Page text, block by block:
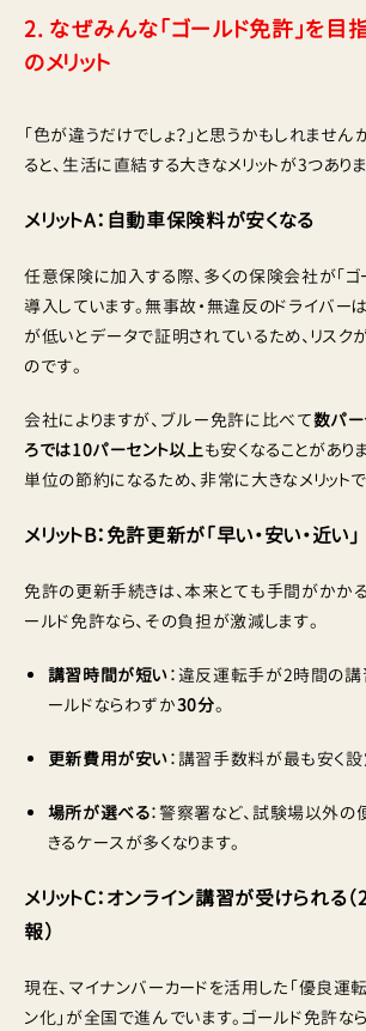
2. なぜみんな「ゴールド免許」を目
のメリット
「色が違うだけでしょ？」と思うかもしれませ
ると、生活に直結する大きなメリットが3つありま
メリットA：自動車保険料が安くなる
任意保険に加入する際、多くの保険会社が「ゴ
導入しています。無事故・無違反のドライバー
が低いとデータで証明されているため、リスク
のです。
会社によりますが、ブルー免許に比べて数パー
ろでは10パーセント以上も安くなることがあり
単位の節約になるため、非常に大きなメリットで
メリットB：免許更新が「早い・安い・近い」
免許の更新手続きは、本来とても手間がかか
ールド免許なら、その負担が激減します。
講習時間が短い：違反運転手が2時間の講
ールドならわずか30分。
更新費用が安い：講習手数料が最も安く設
場所が選べる：警察署など、試験場以外
きるケースが多くなります。
メリットC：オンライン講習が受けられる
報）
現在、マイナンバーカードを活用した「優良運
ン化」が全国で進んでいます。ゴールド免許な